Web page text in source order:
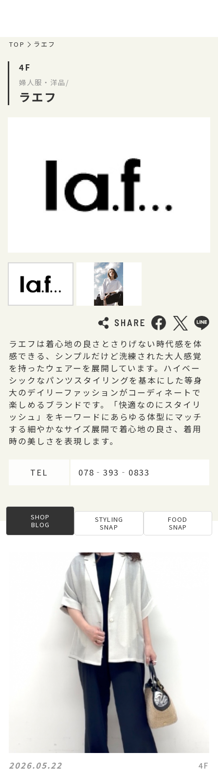
TOP ラエフ
4F
婦人服・洋品/
ラエフ
ラエフは着心地の良さとさりげない時代感を体
感できる、シンプルだけど洗練された大人感覚
を持ったウェアーを展開しています。ハイベー
シックなパンツスタイリングを基本にした等身
大のデイリーファッションがコーディネートで
楽しめるブランドです。「快適なのにスタイリ
ッシュ」をキーワードにあらゆる体型にマッチ
する細やかなサイズ展開で着心地の良さ、着用
時の美しさを表現します。
TEL 078‐393‐0833
SHOP
BLOG
STYLING
SNAP
FOOD
SNAP
2026.05.22 4F